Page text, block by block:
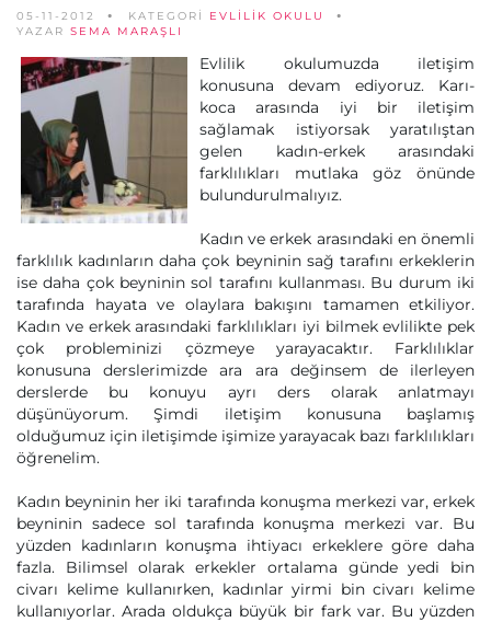
05-11-2012 KATEGORİ EVLILIK OKULU
YAZAR SEMA MARAŞLI
Evlilik okulumuzda iletişim
konusuna devam ediyoruz. Karı-
koca arasında iyi bir iletişim
sağlamak istiyorsak yaratılıştan
gelen kadın-erkek arasındaki
farklılıkları mutlaka göz önünde
bulundurulmalıyız.
Kadın ve erkek arasındaki en önemli
farklılık kadınların daha çok beyninin sağ tarafını erkeklerin
ise daha çok beyninin sol tarafını kullanması. Bu durum iki
tarafında hayata ve olaylara bakışını tamamen etkiliyor.
Kadın ve erkek arasındaki farklılıkları iyi bilmek evlilikte pek
çok probleminizi çözmeye yarayacaktır. Farklılıklar
konusuna derslerimizde ara ara değinsem de ilerleyen
derslerde bu konuyu ayrı ders olarak anlatmayı
düşünüyorum. Şimdi iletişim konusuna başlamış
olduğumuz için iletişimde işimize yarayacak bazı farklılıkları
öğrenelim.
Kadın beyninin her iki tarafında konuşma merkezi var, erkek
beyninin sadece sol tarafında konuşma merkezi var. Bu
yüzden kadınların konuşma ihtiyacı erkeklere göre daha
fazla. Bilimsel olarak erkekler ortalama günde yedi bin
civarı kelime kullanırken, kadınlar yirmi bin civarı kelime
kullanıyorlar. Arada oldukça büyük bir fark var. Bu yüzden